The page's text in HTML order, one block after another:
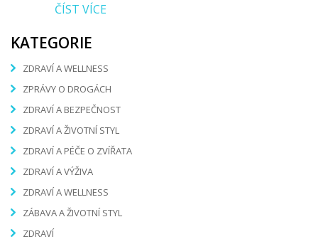
ČÍST VÍCE
KATEGORIE
ZDRAVÍ A WELLNESS
ZPRÁVY O DROGÁCH
ZDRAVÍ A BEZPEČNOST
ZDRAVÍ A ŽIVOTNÍ STYL
ZDRAVÍ A PÉČE O ZVÍŘATA
ZDRAVÍ A VÝŽIVA
ZDRAVÍ A WELLNESS
ZÁBAVA A ŽIVOTNÍ STYL
ZDRAVÍ